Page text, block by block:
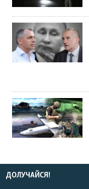
ДОЛУЧАЙСЯ!